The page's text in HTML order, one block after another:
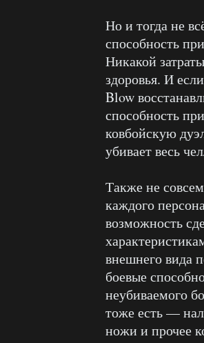
Но и тогда не
способность
Никакой
здоровья. И
Blow
способность
ковбойскую
убивает весь
Также не
каждого
возможность
внешнего вида
боевые
неубиваемого
тоже есть —
ножи и прочее